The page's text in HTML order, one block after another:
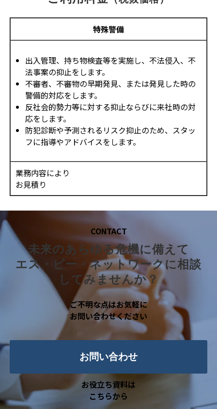
特殊警備
出入管理、持ち物検査等を実施し、不法侵入、不
法事案の抑止をします。
不審者、不審物の早期発見、または発見した時の
警備的対応をします。
反社会的勢力等に対する抑止ならびに来社時の対
応をします。
防犯診断や予測されるリスク抑止のため、スタッ
フに指導やアドバイスをします。
業務内容により
お見積り
CONTACT
未来のあらゆる危機に備えて
エス・ピー・ネットワークに相談
してみませんか？
ご不明な点はお気軽に
お問い合わせください
お問い合わせ
お役立ち資料は
こちらから